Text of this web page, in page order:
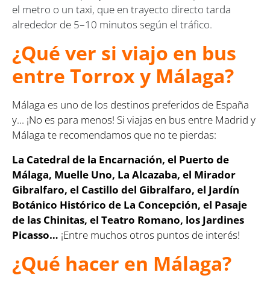
el metro o un taxi, que en trayecto directo tarda
alrededor de 5–10 minutos según el tráfico.
¿Qué ver si viajo en bus
entre Torrox y Málaga?
Málaga es uno de los destinos preferidos de España
y... ¡No es para menos! Si viajas en bus entre Madrid y
Málaga te recomendamos que no te pierdas:
La Catedral de la Encarnación, el Puerto de
Málaga, Muelle Uno, La Alcazaba, el Mirador
Gibralfaro, el Castillo del Gibralfaro, el Jardín
Botánico Histórico de La Concepción, el Pasaje
de las Chinitas, el Teatro Romano, los Jardines
Picasso… ¡Entre muchos otros puntos de interés!
¿Qué hacer en Málaga?